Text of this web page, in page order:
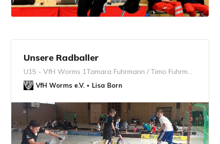
Unsere Radballer
U15 - VfH Worms 1Tamara Fuhrmann / Timo Fuhrmann U15 - VfH Worms 2David Jung / Maximilian Grimm U17 - VfH Worms 1Simon Günther / Paul Grimm
VfH Worms e.V. Lisa Born